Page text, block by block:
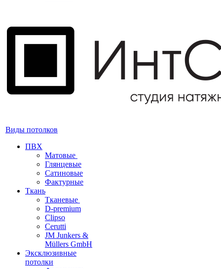
Виды потолков
ПВХ
Матовые
Глянцевые
Сатиновые
Фактурные
Ткань
Тканевые
D-premium
Clipso
Cerutti
JM Junkers &
Müllers GmbH
Эксклюзивные
потолки